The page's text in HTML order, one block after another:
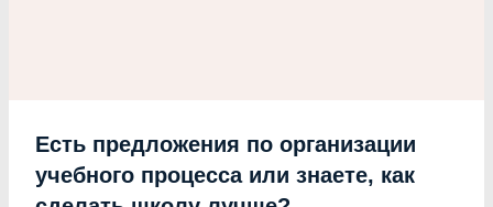
Есть предложения по организации
учебного процесса или знаете, как